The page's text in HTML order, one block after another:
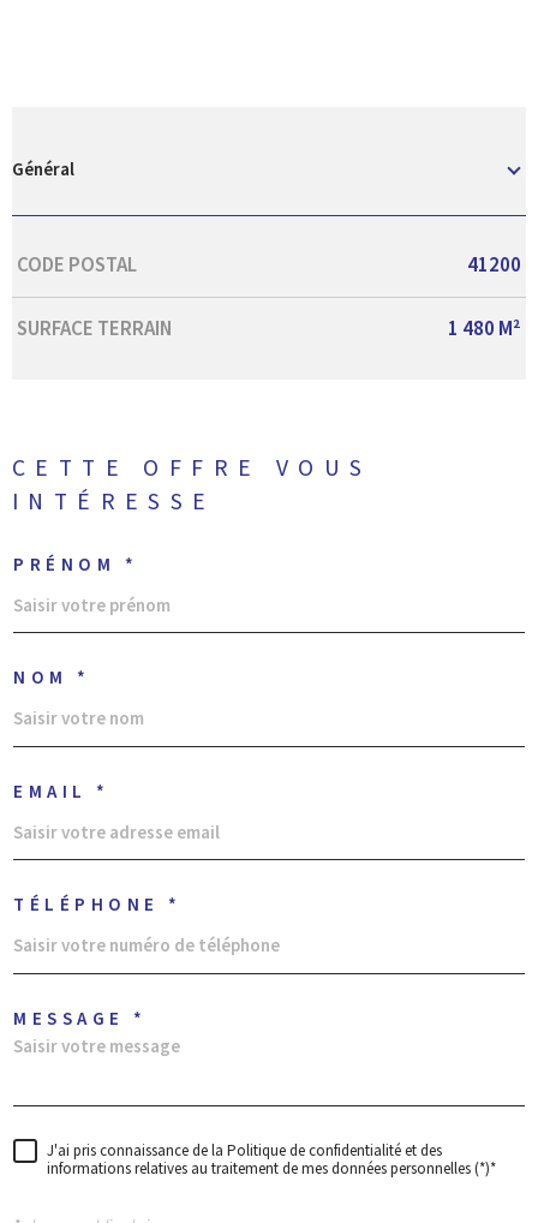
Général
Caractérisque Valeurs
CODE POSTAL 41200
SURFACE TERRAIN 1 480 M²
CETTE OFFRE
VOUS
INTÉRESSE
PRÉNOM *
NOM *
EMAIL *
TÉLÉPHONE *
MESSAGE *
J'ai pris connaissance de la Politique de confidentialité et des
informations relatives au traitement de mes données personnelles (*)*